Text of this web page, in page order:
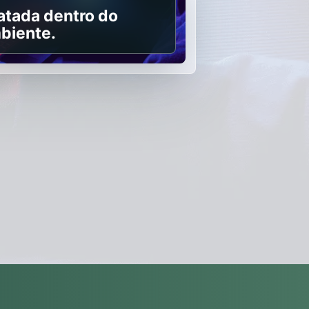
dentro do